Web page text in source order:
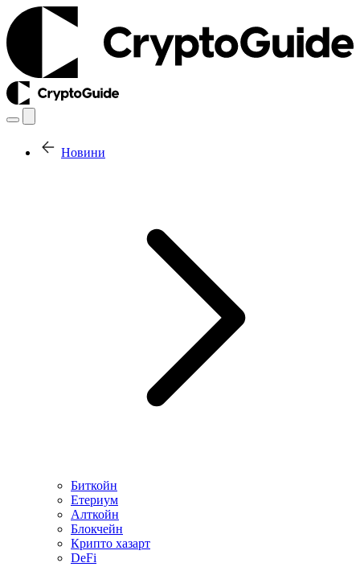
Новини
Биткойн
Етериум
Алткойн
Блокчейн
Крипто хазарт
DeFi